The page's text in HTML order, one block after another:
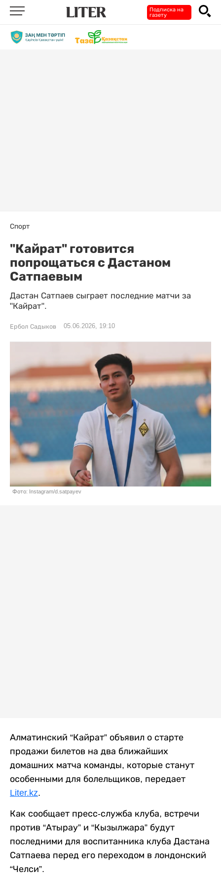
Подписка на
газету
Спорт
"Кайрат" готовится
попрощаться с Дастаном
Сатпаевым
Дастан Сатпаев сыграет последние матчи за
"Кайрат".
Ербол Садыков 05.06.2026, 19:10
Фото: Instagram/d.satpayev
Алматинский “Кайрат” объявил о старте
продажи билетов на два ближайших
домашних матча команды, которые станут
особенными для болельщиков, передает
Liter.kz.
Как сообщает пресс-служба клуба, встречи
против “Атырау” и “Кызылжара” будут
последними для воспитанника клуба Дастана
Сатпаева перед его переходом в лондонский
“Челси”.